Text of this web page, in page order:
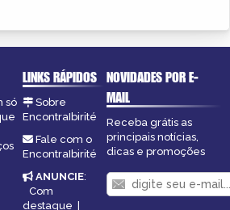
só
LINKS RÁPIDOS
Sobre
EncontraIbirité
Fale com o
EncontraIbirité
ANUNCIE:
Com
destaque |
NOVIDADES POR E-
MAIL
Receba grátis as
principais notícias,
dicas e promoções